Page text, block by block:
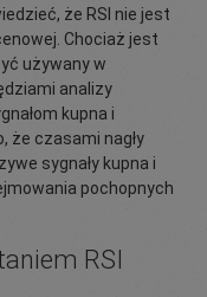
że RSI nie jest
Chociaż jest
używany w
analizy
kupna i
że czasami nagły
sygnały kupna i
pochopnych
RSI